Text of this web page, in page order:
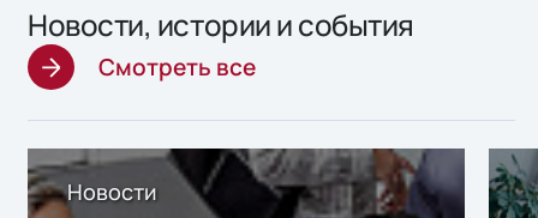
Новости, истории и события
Смотреть все
Новости